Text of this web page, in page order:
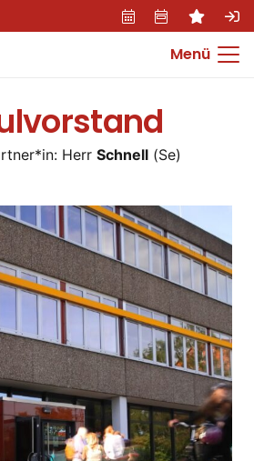
Menü
Herr Schnell (Se)